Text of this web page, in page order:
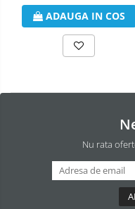
Grupuri de pompare si
Distribuitoare
Cutii distribuitor
Pachete incalzire in
Pompe de caldura
Termostate de Ambient
ADAUGA IN COS
Nu rata